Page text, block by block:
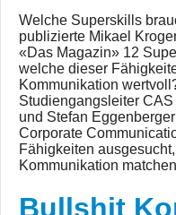
Welche Superskills
publizierte Mikael
«Das Magazin» 12
welche dieser
Kommunikation
Studiengangsleiter
und Stefan
Corporate
Fähigkeiten
Kommunikation
Bullshit